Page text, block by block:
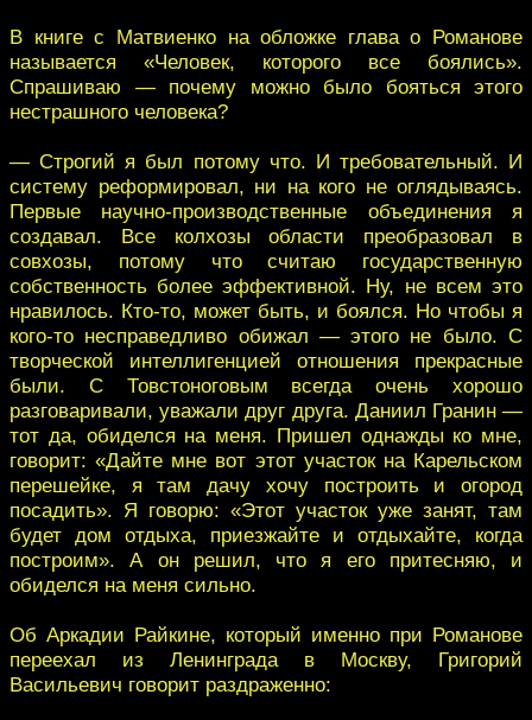
В книге с Матвиенко на обложке глава о Романове
называется «Человек, которого все боялись».
Спрашиваю — почему можно было бояться этого
нестрашного человека?
— Строгий я был потому что. И требовательный. И
систему реформировал, ни на кого не оглядываясь.
Первые научно-производственные объединения я
создавал. Все колхозы области преобразовал в
совхозы, потому что считаю государственную
собственность более эффективной. Ну, не всем это
нравилось. Кто-то, может быть, и боялся. Но чтобы я
кого-то несправедливо обижал — этого не было. С
творческой интеллигенцией отношения прекрасные
были. С Товстоноговым всегда очень хорошо
разговаривали, уважали друг друга. Даниил Гранин —
тот да, обиделся на меня. Пришел однажды ко мне,
говорит: «Дайте мне вот этот участок на Карельском
перешейке, я там дачу хочу построить и огород
посадить». Я говорю: «Этот участок уже занят, там
будет дом отдыха, приезжайте и отдыхайте, когда
построим». А он решил, что я его притесняю, и
обиделся на меня сильно.
Об Аркадии Райкине, который именно при Романове
переехал из Ленинграда в Москву, Григорий
Васильевич говорит раздраженно: